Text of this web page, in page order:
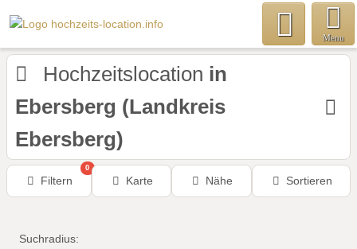
Menu
Hochzeitslocation in
Ebersberg (Landkreis
Ebersberg)
Filtern
0
Karte Nähe Sortieren
Suchradius: